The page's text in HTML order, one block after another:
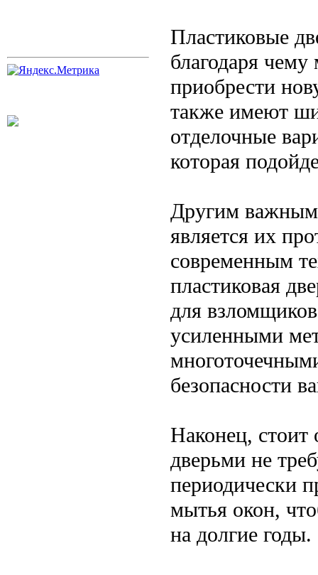
Пластиковые
благодаря
приобрести
также имеют
отделочные
которая
Другим важным
является их
современным
пластиковая
для
усиленными
безопасности
Наконец, стоит
дверьми не
периодически
мытья окон,
на долгие годы.